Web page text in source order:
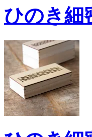
ひのき細